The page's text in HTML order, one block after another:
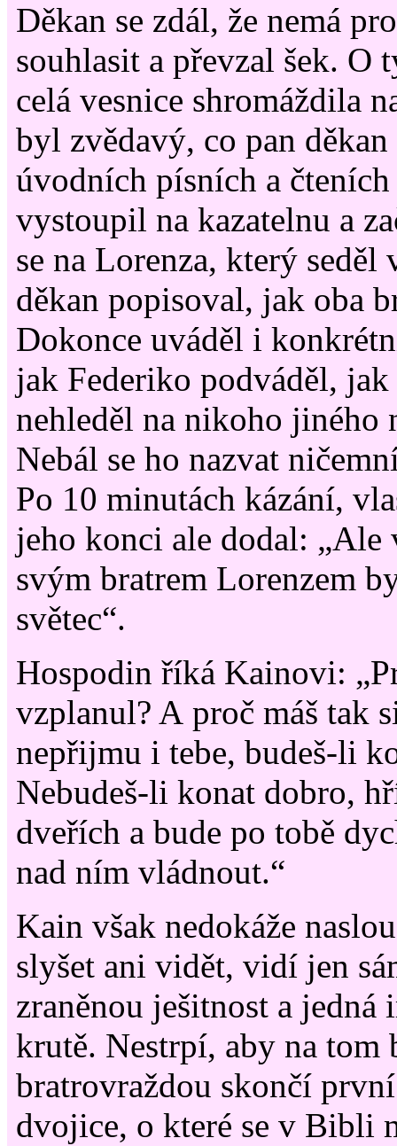
Děkan se zdál, že nemá
souhlasit a převzal šek. O
celá vesnice shromáždila
byl zvědavý, co pan
úvodních písních a
vystoupil na kazatelnu a
se na Lorenza, který
děkan popisoval, jak oba
Dokonce uváděl i
jak Federiko podváděl,
nehleděl na nikoho jiného
Nebál se ho nazvat
Po 10 minutách kázání,
jeho konci ale dodal: „Ale
svým bratrem Lorenzem
světec“.
Hospodin říká Kainovi:
vzplanul? A proč máš tak
nepřijmu i tebe, budeš-li
Nebudeš-li konat dobro,
dveřích a bude po tobě
nad ním vládnout.“
Kain však nedokáže
slyšet ani vidět, vidí jen
zraněnou ješitnost a jedná
krutě. Nestrpí, aby na tom
bratrovraždou skončí
dvojice, o které se v Bibli